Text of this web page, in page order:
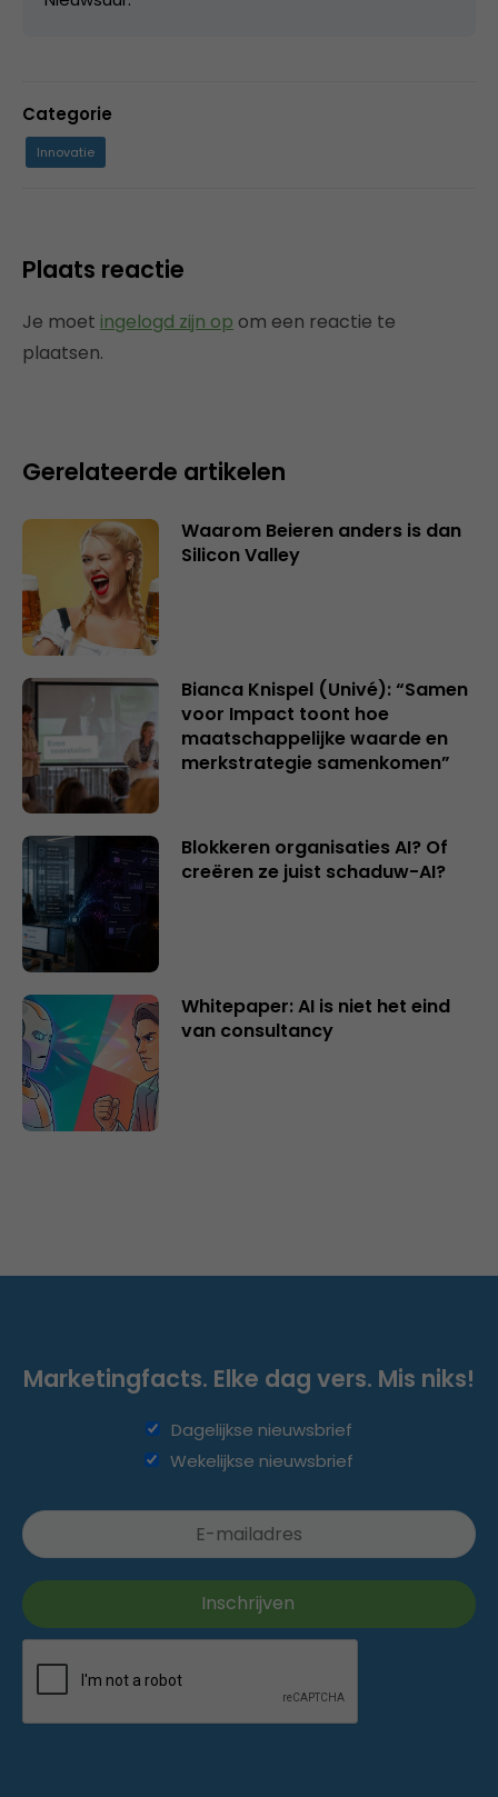
Categorie
Innovatie
Plaats reactie
Je moet ingelogd zijn op om een reactie te
plaatsen.
Gerelateerde artikelen
Waarom Beieren anders is dan
Silicon Valley
Bianca Knispel (Univé): “Samen
voor Impact toont hoe
maatschappelijke waarde en
merkstrategie samenkomen”
Blokkeren organisaties AI? Of
creëren ze juist schaduw-AI?
Whitepaper: AI is niet het eind
van consultancy
Marketingfacts. Elke dag vers. Mis niks!
Dagelijkse nieuwsbrief
Wekelijkse nieuwsbrief